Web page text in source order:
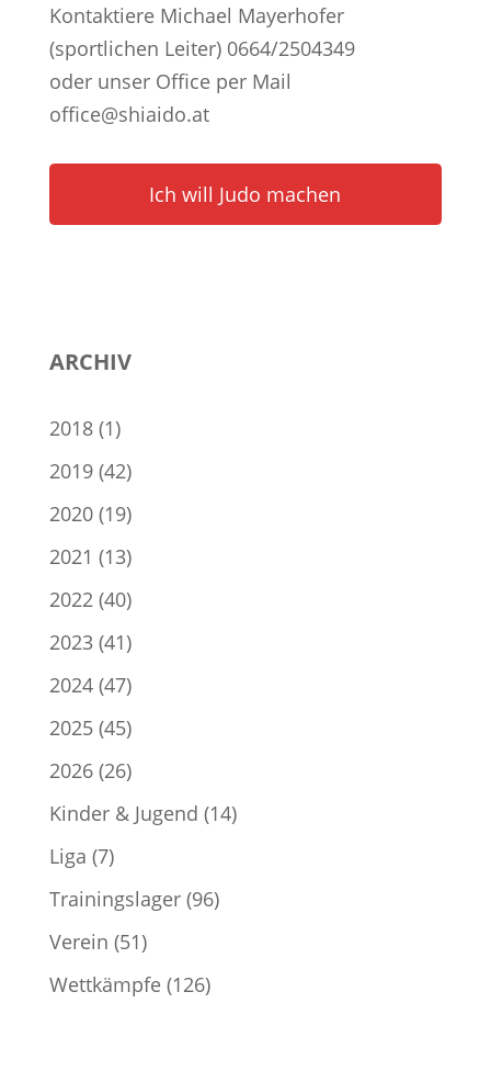
Kontaktiere Michael Mayerhofer
(sportlichen Leiter) 0664/2504349
oder unser Office per Mail
office@shiaido.at
Ich will Judo machen
ARCHIV
2018(1)
2019(42)
2020(19)
2021 (13)
2022 (40)
2023(41)
2024(47)
2025(45)
2026(26)
Kinder & Jugend (14)
Liga (7)
Trainingslager(96)
Verein (51)
Wettkämpfe(126)